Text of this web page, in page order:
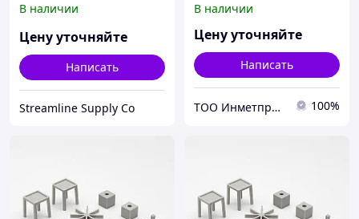
арматуры строительных
лесов (250 в
В наличии
Цену уточняйте
Написать
Streamline Supply Co
Толщина защ. слоя= 1,6-
120 мм
В наличии
Цену уточняйте
Написать
ТОО Инметпром 100%